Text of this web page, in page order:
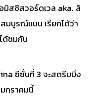
สซิสวอร์ดเวล aka. ลิ
มบูรณ์แบบ เรียกได้ว่า
ด้ชมกัน
ซีซั่นที่ 3 จะสตรีมมิ่ง
กราคมนี้